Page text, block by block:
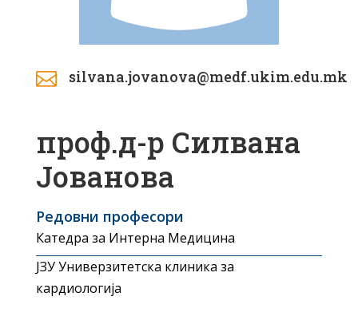
 silvana.jovanova@medf.ukim.edu.mk
проф.д-р Силвана
Јованова
Редовни професори
Катедра за Интерна Медицина
ЈЗУ Универзитетска клиника за
кардиологија